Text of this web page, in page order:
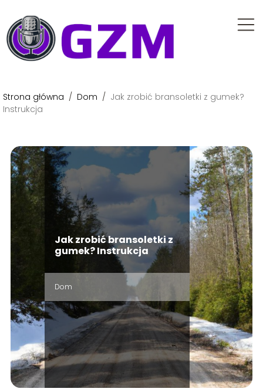
Strona główna / Dom / Jak zrobić bransoletki z gumek?
Instrukcja
Jak zrobić bransoletki z
gumek? Instrukcja
Dom